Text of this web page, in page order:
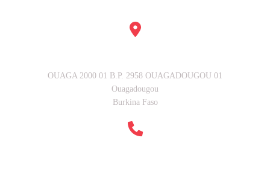
OUAGA 2000 01 B.P. 2958 OUAGADOUGOU 01
Ouagadougou
Burkina Faso